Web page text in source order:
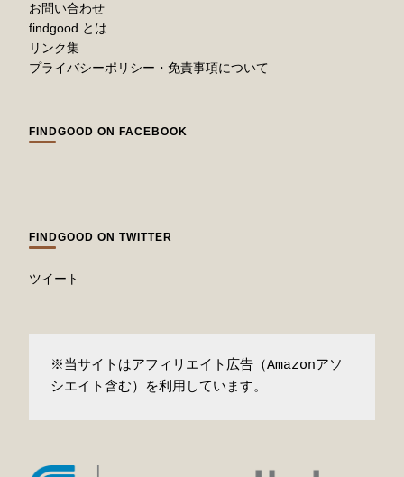
お問い合わせ
findgood とは
リンク集
プライバシーポリシー・免責事項について
FINDGOOD ON FACEBOOK
FINDGOOD ON TWITTER
ツイート
※当サイトはアフィリエイト広告（Amazonアソ
シエイト含む）を利用しています。